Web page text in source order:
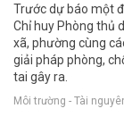
Trước dự báo một
Chỉ huy Phòng thủ
xã, phường cùng
giải pháp phòng,
tai gây ra.
Môi trường - Tài